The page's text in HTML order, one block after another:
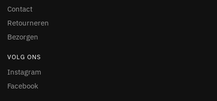
Contact
Retourneren
Bezorgen
VOLG ONS
Instagram
Facebook